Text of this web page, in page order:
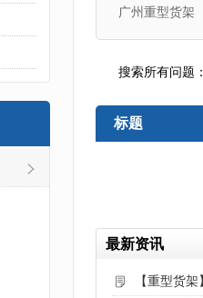
广州重型货架
搜索所有问题
标题
最新资讯
【重型货